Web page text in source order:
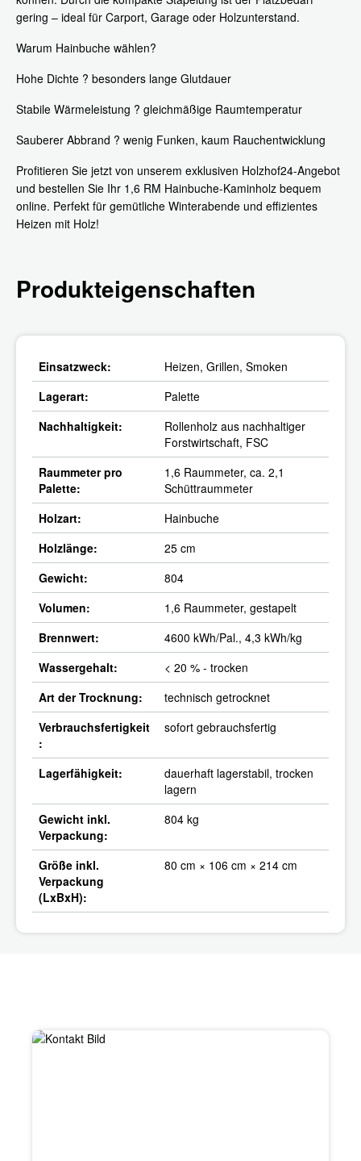
gering – ideal für Carport, Garage oder Holzunterstand.
Warum Hainbuche wählen?
Hohe Dichte ? besonders lange Glutdauer
Stabile Wärmeleistung ? gleichmäßige Raumtemperatur
Sauberer Abbrand ? wenig Funken, kaum Rauchentwicklung
Profitieren Sie jetzt von unserem exklusiven Holzhof24-Angebot
und bestellen Sie Ihr 1,6 RM Hainbuche-Kaminholz bequem
online. Perfekt für gemütliche Winterabende und effizientes
Heizen mit Holz!
Produkteigenschaften
Einsatzweck:
Heizen, Grillen, Smoken
Lagerart:
Palette
Nachhaltigkeit:
Rollenholz aus nachhaltiger
Forstwirtschaft, FSC
Raummeter pro
Palette:
1,6 Raummeter, ca. 2,1
Schüttraummeter
Holzart:
Hainbuche
Holzlänge:
25 cm
Gewicht:
804
Volumen:
1,6 Raummeter, gestapelt
Brennwert:
4600 kWh/Pal., 4,3 kWh/kg
Wassergehalt:
< 20 % - trocken
Art der Trocknung:
technisch getrocknet
Verbrauchsfertigkeit
:
sofort gebrauchsfertig
Lagerfähigkeit:
dauerhaft lagerstabil, trocken
lagern
Gewicht inkl.
Verpackung:
804 kg
Größe inkl.
Verpackung
(LxBxH):
80 cm × 106 cm × 214 cm